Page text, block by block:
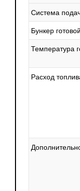
Система
Бункер
Температура
Расход